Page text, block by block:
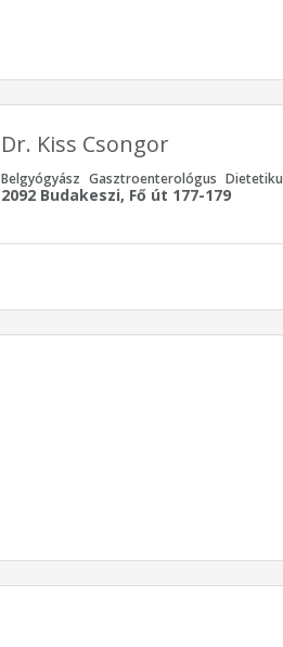
Dr. Kiss Csongor
Belgyógyász Gasztroenterológus
2092 Budakeszi, Fő út 177-179